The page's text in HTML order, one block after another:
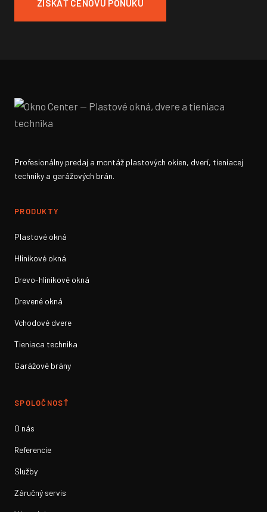
ZÍSKAŤ CENOVÚ PONUKU
Profesionálny predaj a montáž plastových okien, dverí, tieniacej
techniky a garážových brán.
PRODUKTY
Plastové okná
Hliníkové okná
Drevo-hliníkové okná
Drevené okná
Vchodové dvere
Tieniaca technika
Garážové brány
SPOLOČNOSŤ
O nás
Referencie
Služby
Záručný servis